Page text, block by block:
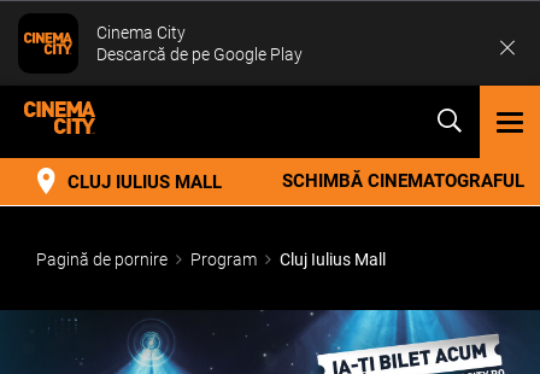
CLUJ IULIUS MALL SCHIMBĂ CINEMATOGRAFUL
Pagină de pornire Program Cluj Iulius Mall
Cinema City
Descarcă de pe Google Play